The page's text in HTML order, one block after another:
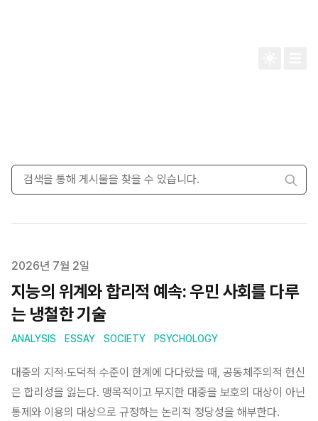
Published on
2026년 7월 2일
지능의 위계와 합리적 예속: 우민 사회를 다루
는 냉철한 기술
ANALYSIS ESSAY SOCIETY PSYCHOLOGY
대중의 지적·도덕적 수준이 한계에 다다랐을 때, 공동체주의적 헌신
은 합리성을 잃는다. 맹목적이고 무지한 대중을 보호의 대상이 아닌
통제와 이용의 대상으로 규정하는 논리적 정당성을 해부한다.